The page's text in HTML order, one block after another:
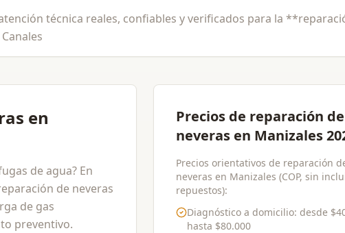
técnica reales, confiables y verificados para la
en
de agua? En
de neveras
de gas
preventivo.
Precios de reparación de
neveras en Manizales
Precios orientativos de reparación
neveras en Manizales (COP, sin
repuestos):
Diagnóstico a domicilio: desde
hasta $80.000